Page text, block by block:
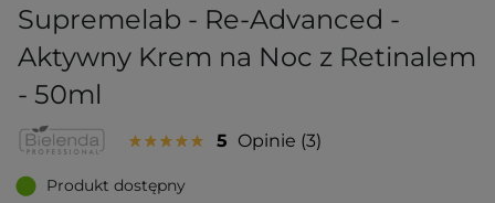
Supremelab - Re-Advanced -
Aktywny Krem na Noc z Retinalem
- 50ml
5 Opinie 3
Produkt dostępny